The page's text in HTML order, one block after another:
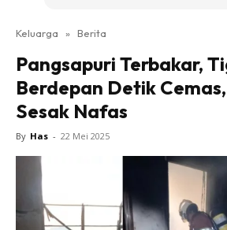
Keluarga » Berita
Pangsapuri Terbakar,
Berdepan Detik
Sesak Nafas
By Has - 22 Mei 2025